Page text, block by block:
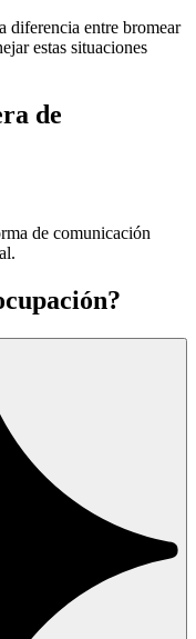
diferencia entre bromear
estas situaciones
de
de comunicación